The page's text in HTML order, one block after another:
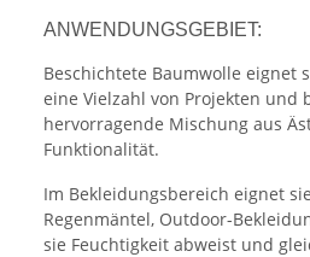
ANWENDUNGSGEBIET:
Beschichtete Baumwolle eignet
eine Vielzahl von Projekten und
hervorragende Mischung aus
Funktionalität.
Im Bekleidungsbereich eignet
Regenmäntel, Outdoor-
sie Feuchtigkeit abweist und